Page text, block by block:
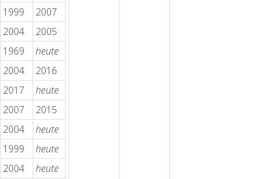
1999
2007
2004
2005
1969
heute
2004
2016
2017
heute
2007
2015
2004
heute
1999
heute
2004
heute